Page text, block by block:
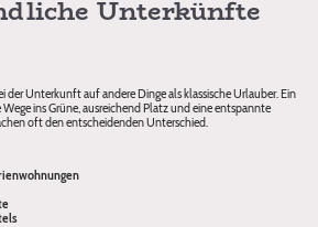
Unterkünfte
der Unterkunft auf andere Dinge als klassische Urlauber. Ein
ins Grüne, ausreichend Platz und eine entspannte
oft den entscheidenden Unterschied.